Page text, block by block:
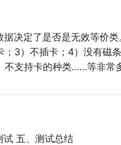
决定了是否是无效等价
3）不插卡；4）没有磁
支持卡的种类……等非常
试 五、测试总结